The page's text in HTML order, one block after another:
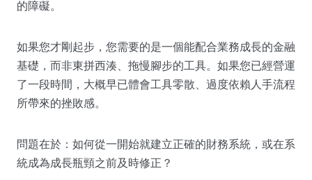
的障礙。
如果您才剛起步，您需要的是一個能配合業務成長的金融
基礎，而非東拼西湊、拖慢腳步的工具。如果您已經營運
了一段時間，大概早已體會工具零散、過度依賴人手流程
所帶來的挫敗感。
問題在於：如何從一開始就建立正確的財務系統，或在系
統成為成長瓶頸之前及時修正？